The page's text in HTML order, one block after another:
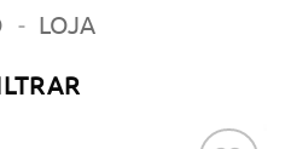
- LOJA